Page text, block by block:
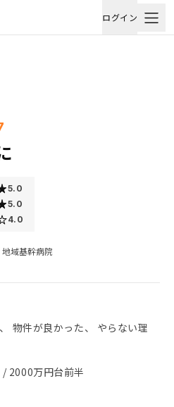
ログイン
5.0
5.0
4.0
地域基幹病院
物件が良かった、 やらない理
2000万円台前半